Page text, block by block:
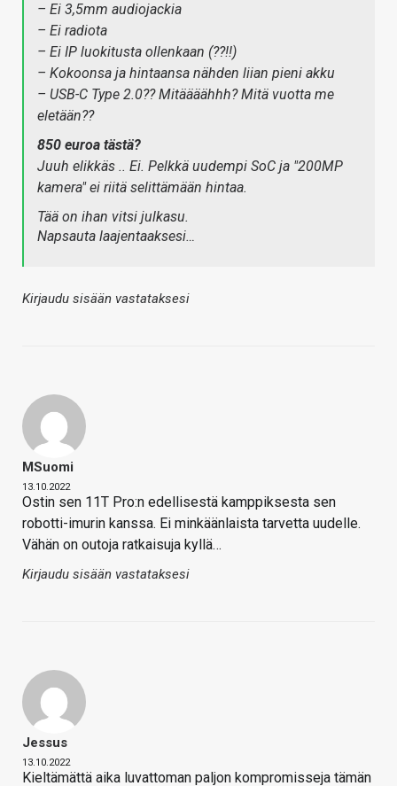
– Ei 3,5mm audiojackia
– Ei radiota
– Ei IP luokitusta ollenkaan (??!!)
– Kokoonsa ja hintaansa nähden liian pieni akku
– USB-C Type 2.0?? Mitäääähhh? Mitä vuotta me
eletään??
850 euroa tästä?
Juuh elikkäs .. Ei. Pelkkä uudempi SoC ja "200MP
kamera" ei riitä selittämään hintaa.
Tää on ihan vitsi julkasu.
Napsauta laajentaaksesi…
Kirjaudu sisään vastataksesi
MSuomi
13.10.2022
Ostin sen 11T Pro:n edellisestä kamppiksesta sen
robotti-imurin kanssa. Ei minkäänlaista tarvetta uudelle.
Vähän on outoja ratkaisuja kyllä…
Kirjaudu sisään vastataksesi
Jessus
13.10.2022
Kieltämättä aika luvattoman paljon kompromisseja tämän